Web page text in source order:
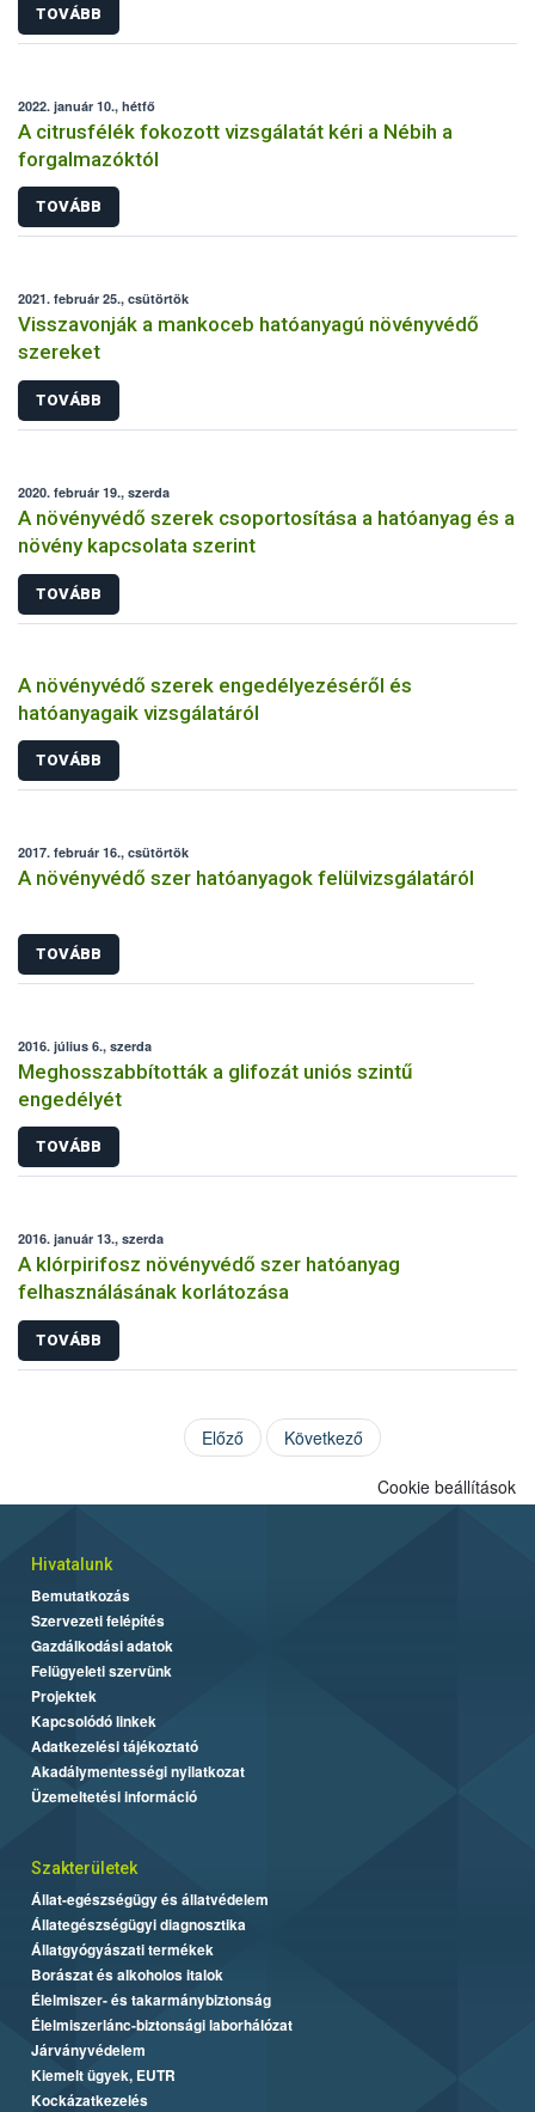
TOVÁBB
2022. január 10., hétfő
A citrusfélék fokozott vizsgálatát kéri a Nébih a
forgalmazóktól
TOVÁBB
2021. február 25., csütörtök
Visszavonják a mankoceb hatóanyagú növényvédő
szereket
TOVÁBB
2020. február 19., szerda
A növényvédő szerek csoportosítása a hatóanyag és a
növény kapcsolata szerint
TOVÁBB
A növényvédő szerek engedélyezéséről és
hatóanyagaik vizsgálatáról
TOVÁBB
2017. február 16., csütörtök
A növényvédő szer hatóanyagok felülvizsgálatáról
TOVÁBB
2016. július 6., szerda
Meghosszabbították a glifozát uniós szintű
engedélyét
TOVÁBB
2016. január 13., szerda
A klórpirifosz növényvédő szer hatóanyag
felhasználásának korlátozása
TOVÁBB
Előző Következő
Cookie beállítások
Hivatalunk
Bemutatkozás
Szervezeti felépítés
Gazdálkodási adatok
Felügyeleti szervünk
Projektek
Kapcsolódó linkek
Adatkezelési tájékoztató
Akadálymentességi nyilatkozat
Üzemeltetési információ
Szakterületek
Állat-egészségügy és állatvédelem
Állategészségügyi diagnosztika
Állatgyógyászati termékek
Borászat és alkoholos italok
Élelmiszer- és takarmánybiztonság
Élelmiszerlánc-biztonsági laborhálózat
Járványvédelem
Kiemelt ügyek, EUTR
Kockázatkezelés